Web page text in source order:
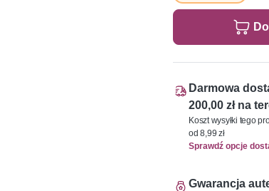
Darmowa
200,00 zł na
Koszt wysyłki tego
od 8,99 zł
Sprawdź opcje
Gwarancja